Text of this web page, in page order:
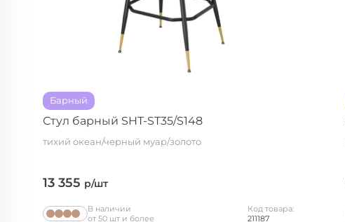
Барный
Стул барный SHT-ST35/S148
тихий океан/черный муар/золото
13 355 р/шт
В наличии
от 50 шт и более
Код товара:
211187